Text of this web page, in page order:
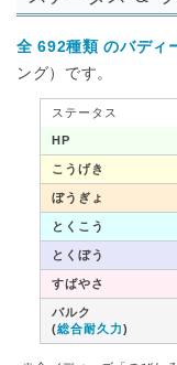
全 692種類 のバディ
ング）です。
ステータス
HP
こうげき
ぼうぎょ
とくこう
とくぼう
すばやさ
バルク
(総合耐久力)